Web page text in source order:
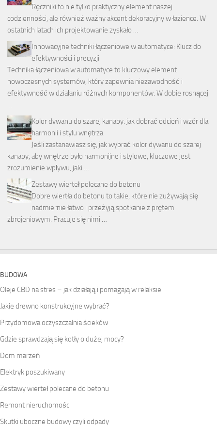
Ręczniki to nie tylko praktyczny element naszej
codzienności, ale również ważny akcent dekoracyjny w łazience. W
ostatnich latach ich projektowanie zyskało …
Innowacyjne techniki łączeniowe w automatyce: Klucz do
efektywności i precyzji
Technika łączeniowa w automatyce to kluczowy element
nowoczesnych systemów, który zapewnia niezawodność i
efektywność w działaniu różnych komponentów. W dobie rosnącej
…
Kolor dywanu do szarej kanapy: jak dobrać odcień i wzór dla
harmonii i stylu wnętrza
Jeśli zastanawiasz się, jak wybrać kolor dywanu do szarej
kanapy, aby wnętrze było harmonijne i stylowe, kluczowe jest
zrozumienie wpływu, jaki …
Zestawy wierteł polecane do betonu
Dobre wiertła do betonu to takie, które nie zużywają się
nadmiernie łatwo i przeżyją spotkanie z prętem
zbrojeniowym. Pracuje się nimi …
BUDOWA
Oleje CBD na stres – jak działają i pomagają w relaksie
Jakie drewno konstrukcyjne wybrać?
Przydomowa oczyszczalnia ścieków
Gdzie sprawdzają się kotły o dużej mocy?
Dom marzeń
Elektryk poszukiwany
Zestawy wierteł polecane do betonu
Remont nieruchomości
Skutki uboczne budowy czyli odpady